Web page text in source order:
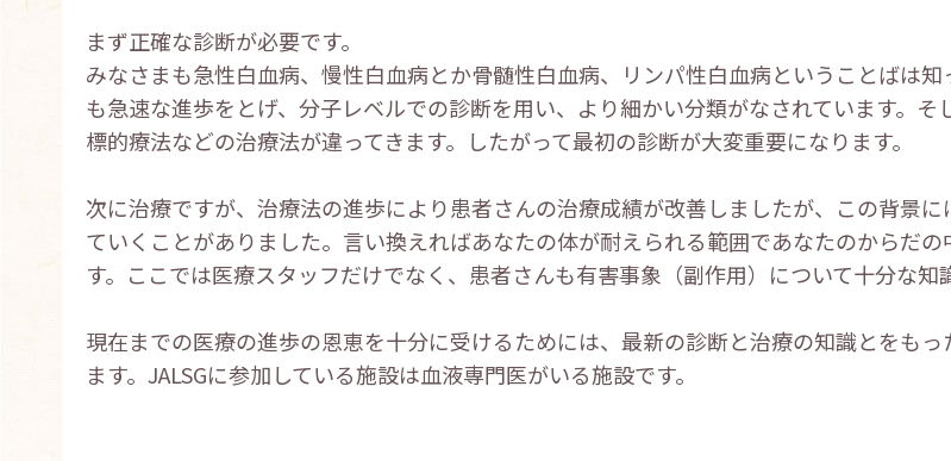
まず正確な診断が必要です。
みなさまも急性白血病、慢性白血病とか骨髄性白血病、リンパ性白血病ということばは
も急速な進歩をとげ、分子レベルでの診断を用い、より細かい分類がなされています。
標的療法などの治療法が違ってきます。したがって最初の診断が大変重要になります。
次に治療ですが、治療法の進歩により患者さんの治療成績が改善しましたが、この背景
ていくことがありました。言い換えればあなたの体が耐えられる範囲であなたのからだ
す。ここでは医療スタッフだけでなく、患者さんも有害事象（副作用）について十分な知
現在までの医療の進歩の恩恵を十分に受けるためには、最新の診断と治療の知識とをも
ます。JALSGに参加している施設は血液専門医がいる施設です。